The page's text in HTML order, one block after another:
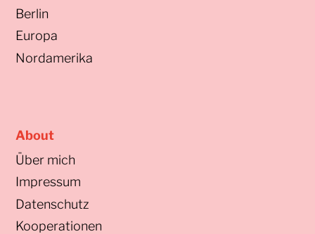
Berlin
Europa
Nordamerika
About
Über mich
Impressum
Datenschutz
Kooperationen